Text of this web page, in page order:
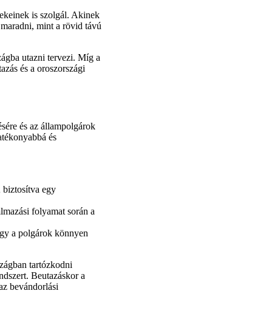
is szolgál. Akinek
mint a rövid távú
utazni tervezi. Míg a
és a oroszországi
és az állampolgárok
és
biztosítva egy
folyamat során a
a polgárok könnyen
tartózkodni
Beutazáskor a
bevándorlási